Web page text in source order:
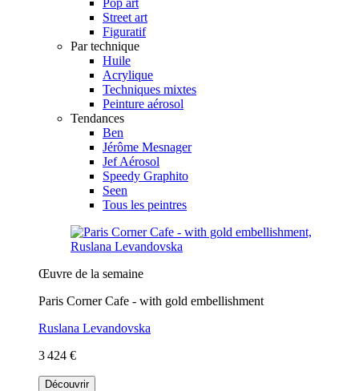
Street art
Figuratif
Par technique
Huile
Acrylique
Techniques mixtes
Peinture aérosol
Tendances
Ben
Jérôme Mesnager
Jef Aérosol
Speedy Graphito
Seen
Tous les peintres
Œuvre de la semaine
Paris Corner Cafe - with gold embellishment
Ruslana Levandovska
3 424 €
Découvrir